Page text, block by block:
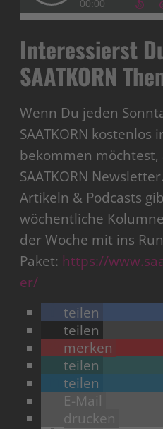
Interessierst
SAATKORN
Wenn Du jeden
SAATKORN kostenlos
bekommen möchtest,
SAATKORN
Artikeln & Podcasts
wöchentliche
der Woche mit ins
Paket: https://
er/
teilen
teilen
merken
teilen
teilen
E-Mail
drucken